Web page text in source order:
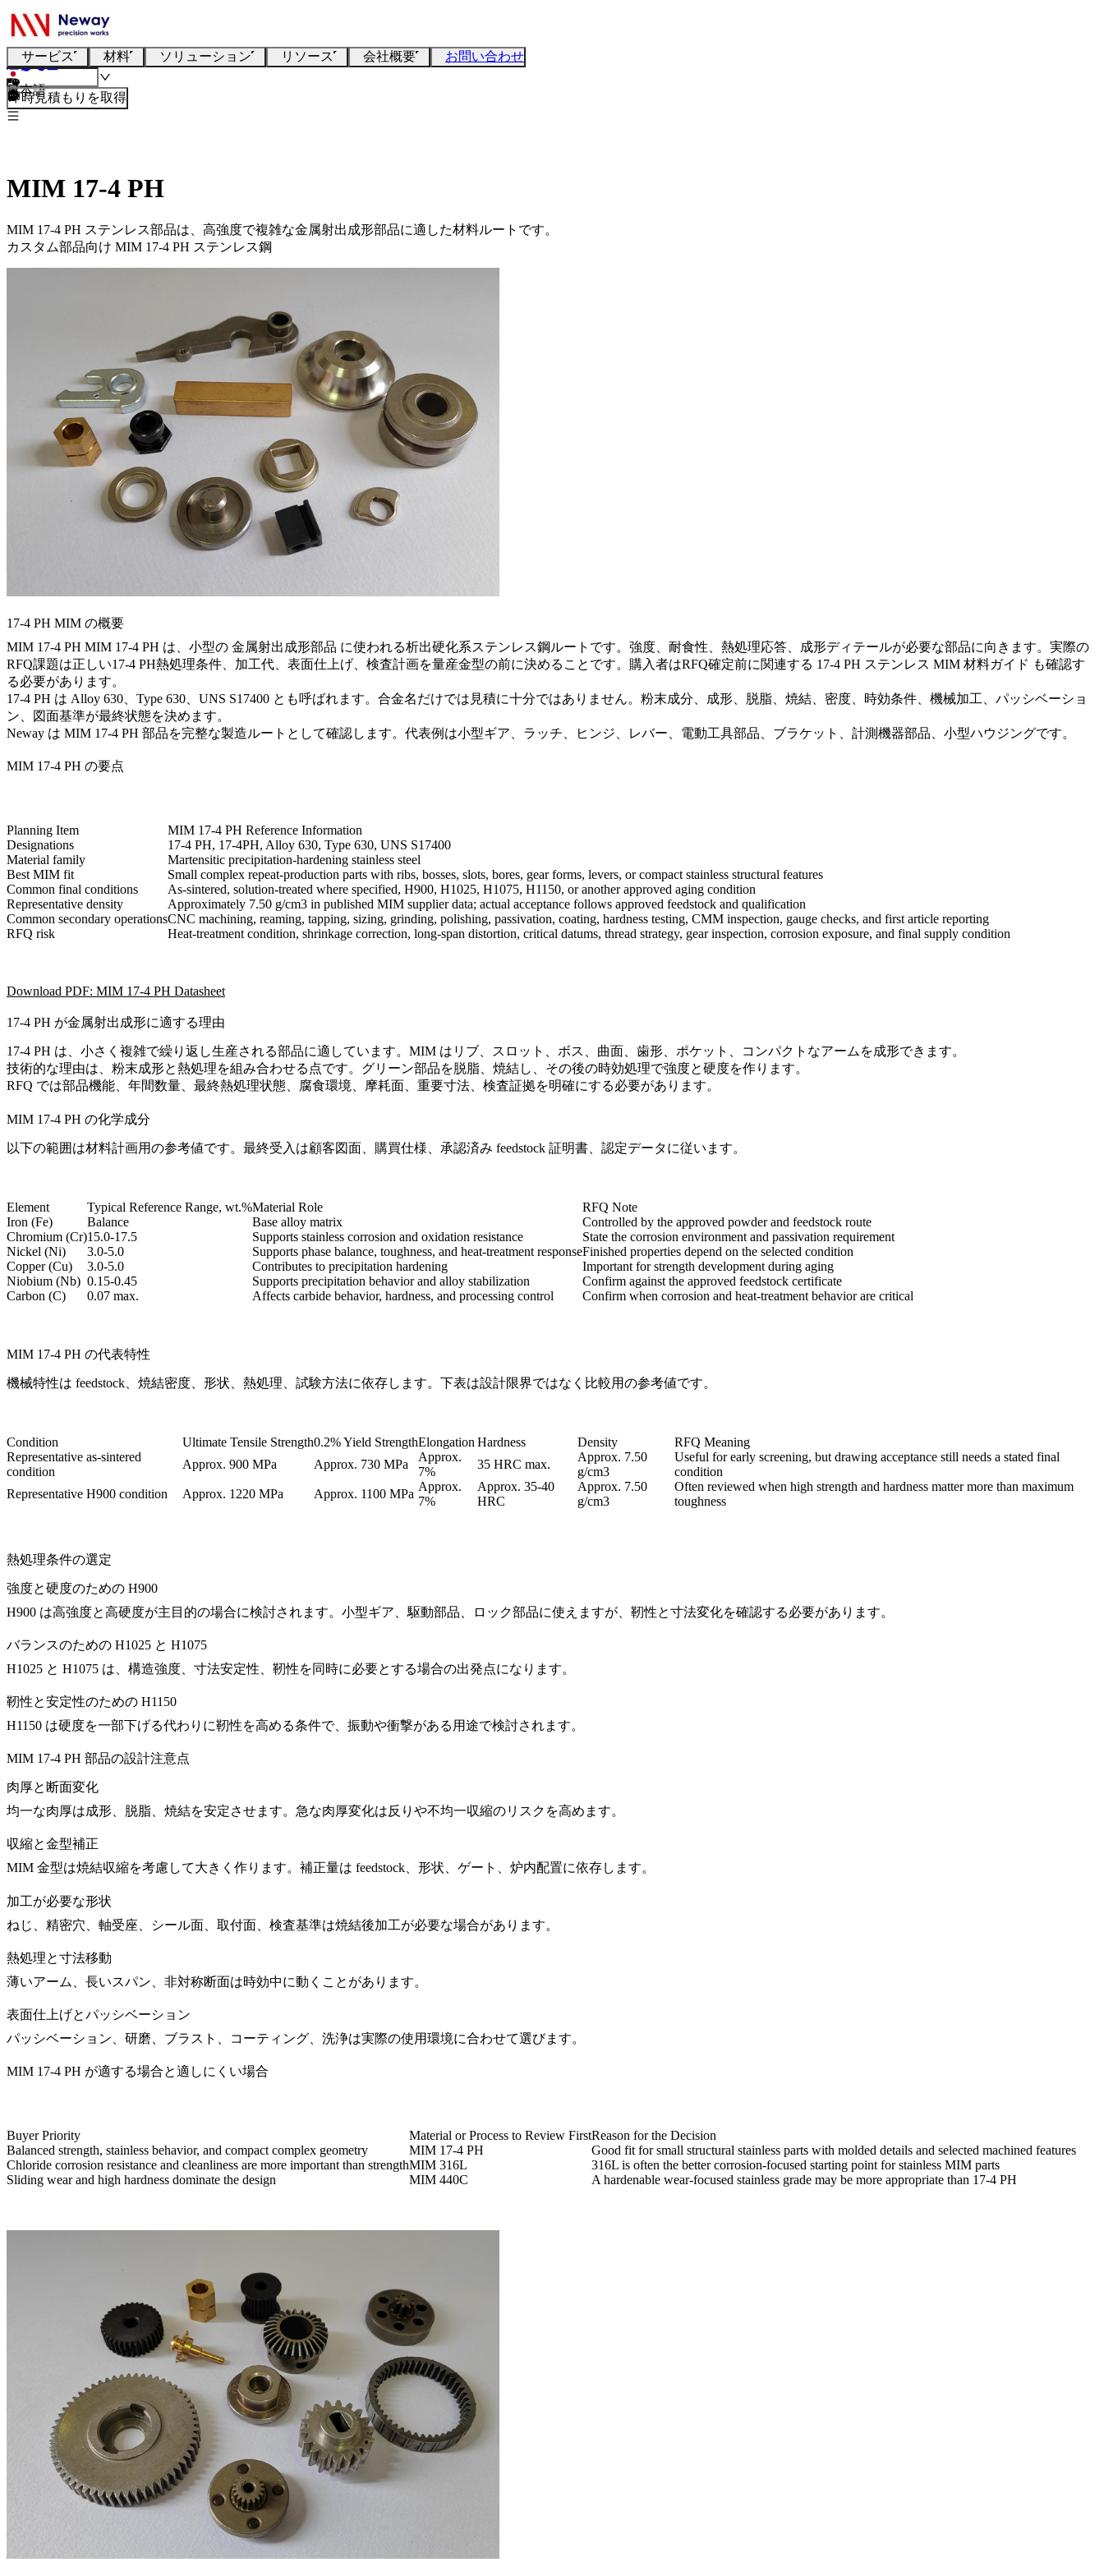
サービス 材料 ソリューション リソース 会社概要 お問い合わせ
日本語
即時見積もりを取得
MIM 17-4 PH
MIM 17-4 PH ステンレス部品は、高強度で複雑な金属射出成形部品に適した材料ルートです。
カスタム部品向け MIM 17-4 PH ステンレス鋼
17-4 PH MIM の概要
MIM 17-4 PH MIM 17-4 PH は、小型の 金属射出成形部品 に使われる析出硬化系ステンレス鋼ルートです。強度、耐食性、熱処理応答、成形ディテールが必要な部品に向きます。実際の
RFQ課題は正しい17-4 PH熱処理条件、加工代、表面仕上げ、検査計画を量産金型の前に決めることです。購入者はRFQ確定前に関連する 17-4 PH ステンレス MIM 材料ガイド も確認す
る必要があります。
17-4 PH は Alloy 630、Type 630、UNS S17400 とも呼ばれます。合金名だけでは見積に十分ではありません。粉末成分、成形、脱脂、焼結、密度、時効条件、機械加工、パッシベーショ
ン、図面基準が最終状態を決めます。
Neway は MIM 17-4 PH 部品を完整な製造ルートとして確認します。代表例は小型ギア、ラッチ、ヒンジ、レバー、電動工具部品、ブラケット、計測機器部品、小型ハウジングです。
MIM 17-4 PH の要点
Planning Item
MIM 17-4 PH Reference Information
Designations
17-4 PH, 17-4PH, Alloy 630, Type 630, UNS S17400
Material family
Martensitic precipitation-hardening stainless steel
Best MIM fit
Small complex repeat-production parts with ribs, bosses, slots, bores, gear forms, levers, or compact stainless structural features
Common final conditions
As-sintered, solution-treated where specified, H900, H1025, H1075, H1150, or another approved aging condition
Representative density
Approximately 7.50 g/cm3 in published MIM supplier data; actual acceptance follows approved feedstock and qualification
Common secondary operationsCNC machining, reaming, tapping, sizing, grinding, polishing, passivation, coating, hardness testing, CMM inspection, gauge checks, and first article reporting
RFQ risk
Heat-treatment condition, shrinkage correction, long-span distortion, critical datums, thread strategy, gear inspection, corrosion exposure, and final supply condition
Download PDF: MIM 17-4 PH Datasheet
17-4 PH が金属射出成形に適する理由
17-4 PH は、小さく複雑で繰り返し生産される部品に適しています。MIM はリブ、スロット、ボス、曲面、歯形、ポケット、コンパクトなアームを成形できます。
技術的な理由は、粉末成形と熱処理を組み合わせる点です。グリーン部品を脱脂、焼結し、その後の時効処理で強度と硬度を作ります。
RFQ では部品機能、年間数量、最終熱処理状態、腐食環境、摩耗面、重要寸法、検査証拠を明確にする必要があります。
MIM 17-4 PH の化学成分
以下の範囲は材料計画用の参考値です。最終受入は顧客図面、購買仕様、承認済み feedstock 証明書、認定データに従います。
Element Typical Reference Range, wt.%Material Role
RFQ Note
Iron (Fe)
Balance Base alloy matrix
Controlled by the approved powder and feedstock route
Chromium (Cr)15.0-17.5 Supports stainless corrosion and oxidation resistance
State the corrosion environment and passivation requirement
Nickel (Ni)
3.0-5.0 Supports phase balance, toughness, and heat-treatment responseFinished properties depend on the selected condition
Copper (Cu)
3.0-5.0 Contributes to precipitation hardening
Important for strength development during aging
Niobium (Nb) 0.15-0.45 Supports precipitation behavior and alloy stabilization
Confirm against the approved feedstock certificate
Carbon (C)
0.07 max. Affects carbide behavior, hardness, and processing control Confirm when corrosion and heat-treatment behavior are critical
MIM 17-4 PH の代表特性
機械特性は feedstock、焼結密度、形状、熱処理、試験方法に依存します。下表は設計限界ではなく比較用の参考値です。
Condition Ultimate Tensile Strength0.2% Yield StrengthElongation Hardness Density
RFQ Meaning
Representative as-sintered
condition
Approx. 900 MPa Approx. 730 MPa
Approx.
7%
35 HRC max.
Approx. 7.50
g/cm3
Useful for early screening, but drawing acceptance still needs a stated final
condition
Representative H900 condition
Approx. 1220 MPa Approx. 1100 MPa
Approx.
7%
Approx. 35-40
HRC
Approx. 7.50
g/cm3
Often reviewed when high strength and hardness matter more than maximum
toughness
熱処理条件の選定
強度と硬度のための H900
H900 は高強度と高硬度が主目的の場合に検討されます。小型ギア、駆動部品、ロック部品に使えますが、靭性と寸法変化を確認する必要があります。
バランスのための H1025 と H1075
H1025 と H1075 は、構造強度、寸法安定性、靭性を同時に必要とする場合の出発点になります。
靭性と安定性のための H1150
H1150 は硬度を一部下げる代わりに靭性を高める条件で、振動や衝撃がある用途で検討されます。
MIM 17-4 PH 部品の設計注意点
肉厚と断面変化
均一な肉厚は成形、脱脂、焼結を安定させます。急な肉厚変化は反りや不均一収縮のリスクを高めます。
収縮と金型補正
MIM 金型は焼結収縮を考慮して大きく作ります。補正量は feedstock、形状、ゲート、炉内配置に依存します。
加工が必要な形状
ねじ、精密穴、軸受座、シール面、取付面、検査基準は焼結後加工が必要な場合があります。
熱処理と寸法移動
薄いアーム、長いスパン、非対称断面は時効中に動くことがあります。
表面仕上げとパッシベーション
パッシベーション、研磨、ブラスト、コーティング、洗浄は実際の使用環境に合わせて選びます。
MIM 17-4 PH が適する場合と適しにくい場合
Buyer Priority Material or Process to Review FirstReason for the Decision
Balanced strength, stainless behavior, and compact complex geometry
MIM 17-4 PH
Good fit for small structural stainless parts with molded details and selected machined features
Chloride corrosion resistance and cleanliness are more important than strengthMIM 316L
316L is often the better corrosion-focused starting point for stainless MIM parts
Sliding wear and high hardness dominate the design
MIM 440C A hardenable wear-focused stainless grade may be more appropriate than 17-4 PH